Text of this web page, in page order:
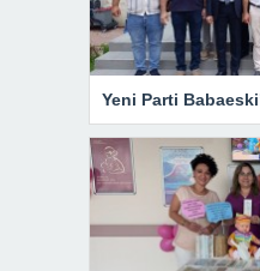
Yeni Parti